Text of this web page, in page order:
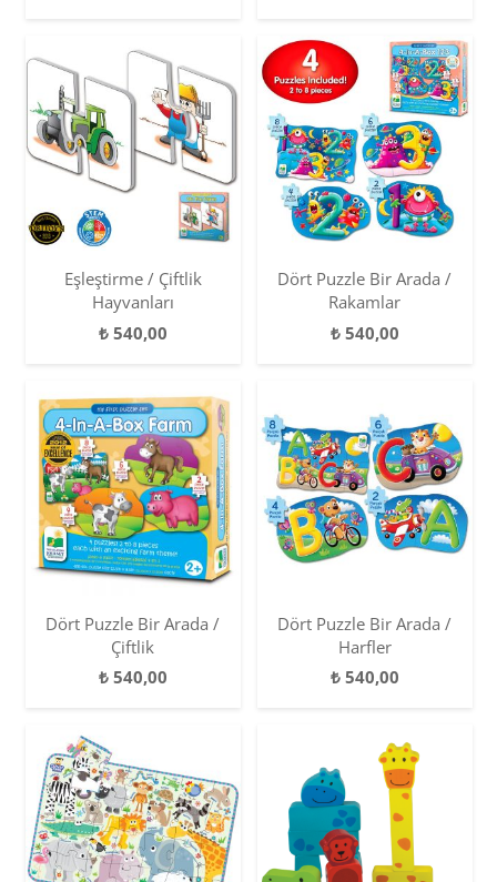
Eşleştirme / Çiftlik
Hayvanları
₺540,00
Dört Puzzle Bir Arada /
Rakamlar
₺540,00
Dört Puzzle Bir Arada /
Çiftlik
₺540,00
Dört Puzzle Bir Arada /
Harfler
₺540,00